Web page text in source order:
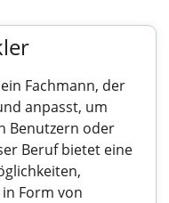
Fachmann, der
anpasst, um
Benutzern oder
Beruf bietet eine
Form von